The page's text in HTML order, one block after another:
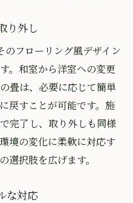
り外し
フローリング風デザイン
。和室から洋室への変更
畳は、必要に応じて簡単
戻すことが可能です。施
完了し、取り外しも同様
境の変化に柔軟に対応す
選択肢を広げます。
な対応